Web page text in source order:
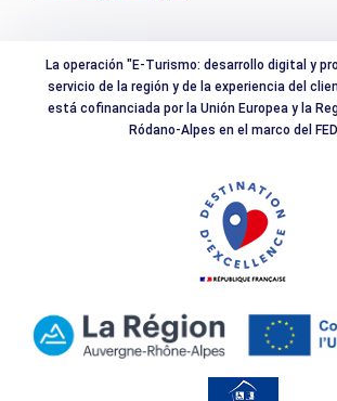
La operación "E-Turismo: desarrollo digital y
servicio de la región y de la experiencia del
está cofinanciada por la Unión Europea y la
Ródano-Alpes en el marco del